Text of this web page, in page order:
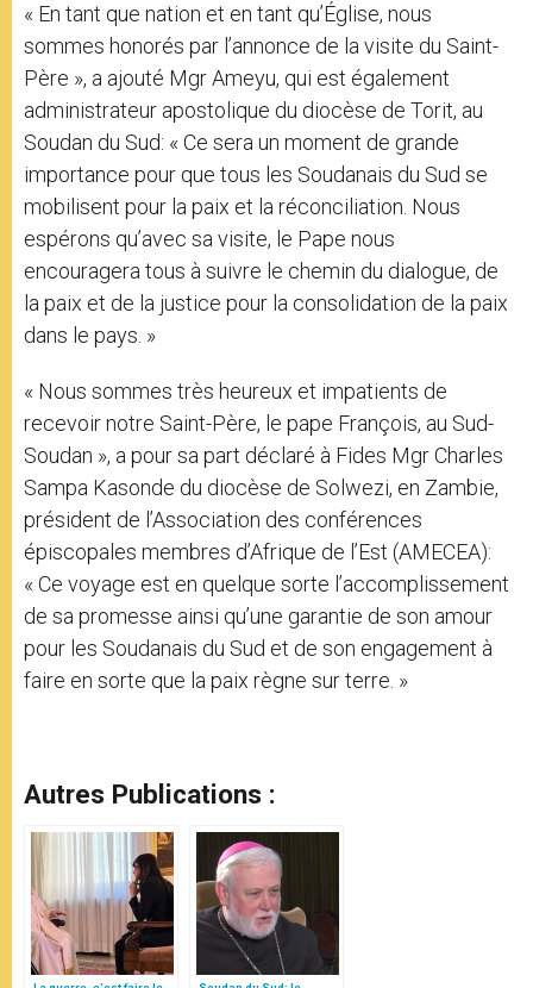
« En tant que nation et en tant qu’Église, nous
sommes honorés par l’annonce de la visite du Saint-
Père », a ajouté Mgr Ameyu, qui est également
administrateur apostolique du diocèse de Torit, au
Soudan du Sud: « Ce sera un moment de grande
importance pour que tous les Soudanais du Sud se
mobilisent pour la paix et la réconciliation. Nous
espérons qu’avec sa visite, le Pape nous
encouragera tous à suivre le chemin du dialogue, de
la paix et de la justice pour la consolidation de la paix
dans le pays. »
« Nous sommes très heureux et impatients de
recevoir notre Saint-Père, le pape François, au Sud-
Soudan », a pour sa part déclaré à Fides Mgr Charles
Sampa Kasonde du diocèse de Solwezi, en Zambie,
président de l’Association des conférences
épiscopales membres d’Afrique de l’Est (AMECEA):
« Ce voyage est en quelque sorte l’accomplissement
de sa promesse ainsi qu’une garantie de son amour
pour les Soudanais du Sud et de son engagement à
faire en sorte que la paix règne sur terre. »
Autres Publications :